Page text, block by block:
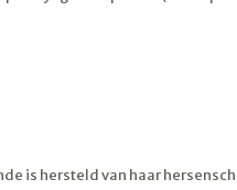
is hersteld van haar